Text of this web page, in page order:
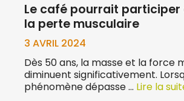
Le café pourrait participer
la perte musculaire
3 AVRIL 2024
Dès 50 ans, la masse et la force
diminuent significativement.
phénomène dépasse … Lire la